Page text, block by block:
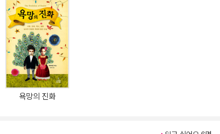
껏 단순할 것이라는 오해를 거부하고 남자의 뇌를 있는 그대로의 미
묘하고 복잡한 악기로 인식하고 이해하는 기회를 제공한다. 이를 위
해 태아 때부터 청소년기를 거쳐 성욕이 왕성한 성인 남자가 되고, 다
시 배우자를 만나 아빠가 되고 성숙한 노인이 되는 과정 전체를 훑어
봄으로써 남자의 삶에서 뇌가 얼마큼 영향력을 갖는지 입증한다. 나
아가 인간의 뇌가 엄청난 학습 능력을 지니고 있으며, 뇌와 호르몬의
작용도 일평생 주위 환경과 상호작용을 하면서 변화를 겪는다는 점도
밝히고 있다. 아버지, 오빠, 남편, 그리고 고등학교를 4년이나 다닌
니아대(UCSF) 신경정신과 의사이자 신경정신분석학자로서 뇌가 가
욕망의 진화